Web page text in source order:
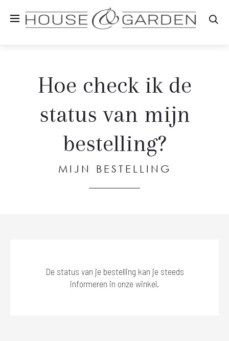
Hoe check ik de
status van mijn
bestelling?
MIJN BESTELLING
De status van je bestelling kan je steeds
informeren in onze winkel.